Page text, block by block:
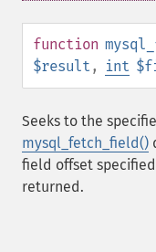
function
$result , int
Seeks to the
mysql_fetch_field()
field offset
returned.